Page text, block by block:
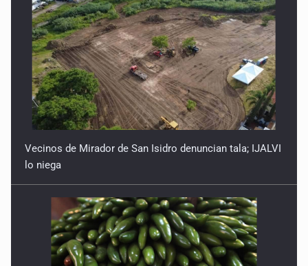
Vecinos de Mirador de San Isidro denuncian tala; IJALVI
lo niega